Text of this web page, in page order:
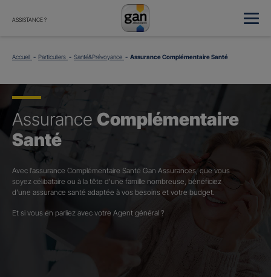
ASSISTANCE ?
Accueil Particuliers Santé&Prévoyance Assurance Complémentaire Santé
Assurance Complémentaire
Santé
Avec l’assurance Complémentaire Santé Gan Assurances, que vous
soyez célibataire ou à la tête d’une famille nombreuse, bénéficiez
d’une assurance santé adaptée à vos besoins et votre budget.​
Et si vous en parliez avec votre Agent général ?